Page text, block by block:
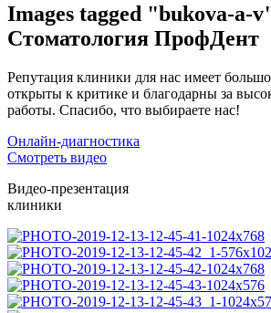
Images tagged "bukova-a-
Стоматология ПрофДент
Репутация клиники для нас имеет
открыты к критике и благодарны за
работы. Спасибо, что выбираете нас!
Онлайн-диагностика
Смотреть видео
Видео-презентация
клиники